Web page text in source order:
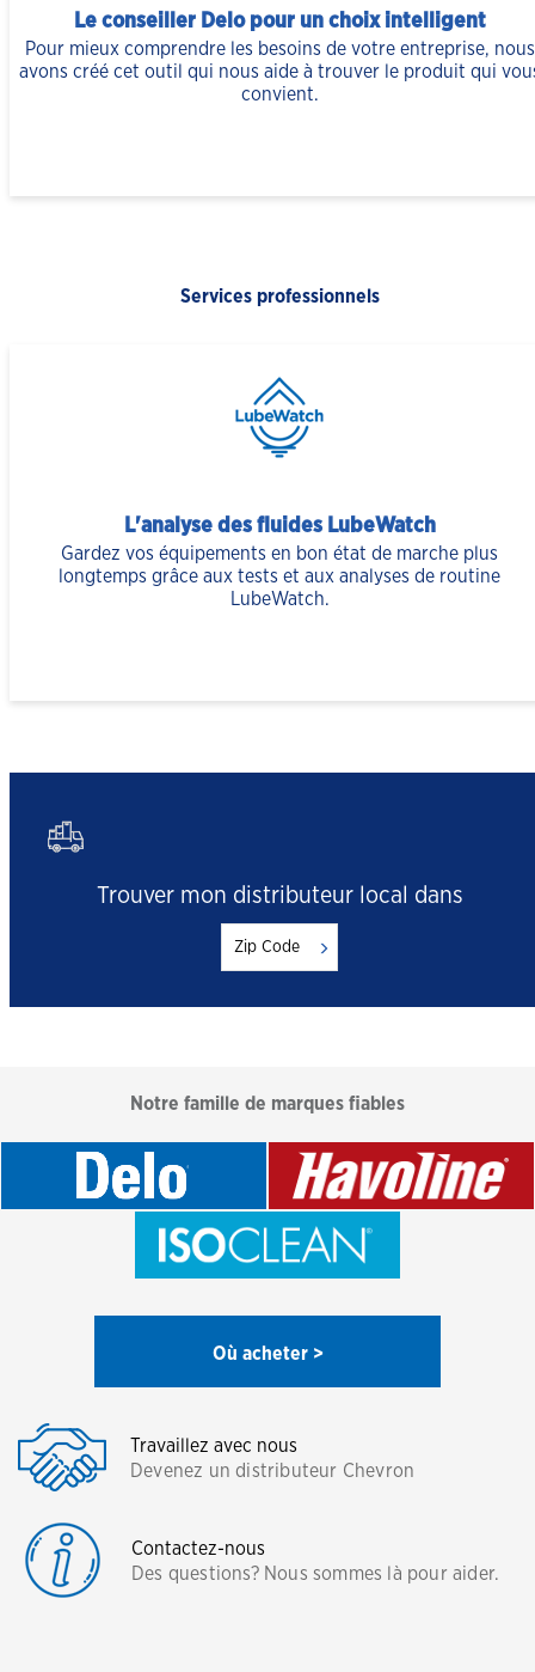
Le conseiller Delo pour un choix intelligent
Pour mieux comprendre les besoins de votre entreprise, nous
avons créé cet outil qui nous aide à trouver le produit qui
convient.
Services professionnels
L'analyse des fluides LubeWatch
Gardez vos équipements en bon état de marche plus
longtemps grâce aux tests et aux analyses de routine
LubeWatch.
Trouver mon distributeur local dans
Notre famille de marques fiables
Où acheter >
Travaillez avec nous
Devenez un distributeur Chevron
Contactez-nous
Des questions? Nous sommes là pour aider.